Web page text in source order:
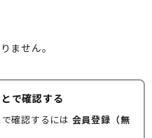
ません。
で確認する
確認するには 会員登録（無